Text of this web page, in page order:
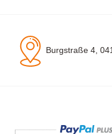
Burgstraße 4,